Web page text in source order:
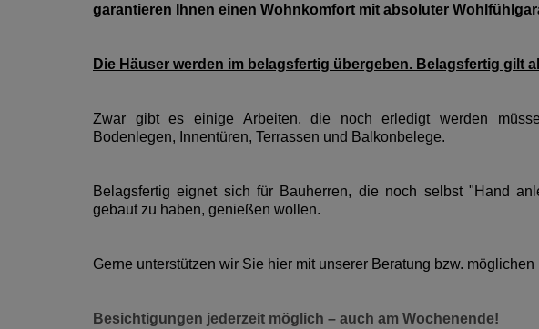
garantieren Ihnen einen Wohnkomfort mit absoluter
Die Häuser werden im belagsfertig übergeben. Belagsfertig gilt
Zwar gibt es einige Arbeiten, die noch erledigt werden
Bodenlegen, Innentüren, Terrassen und Balkonbelege.
Belagsfertig eignet sich für Bauherren, die noch selbst "Hand
gebaut zu haben, genießen wollen.
Gerne unterstützen wir Sie hier mit unserer Beratung bzw.
Besichtigungen jederzeit möglich – auch am Wochenende!